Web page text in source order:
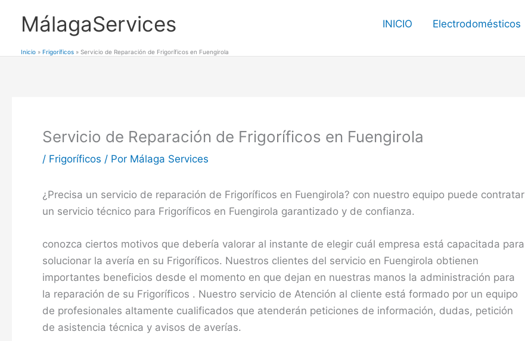
MálagaServices INICIO Electrodomésticos
Inicio Frigoríficos Servicio de Reparación de Frigoríficos en Fuengirola
Servicio de Reparación de Frigoríficos en Fuengirola
/ Frigoríficos / Por Málaga Services
¿Precisa un servicio de reparación de Frigoríficos en Fuengirola? con nuestro equipo puede contratar
un servicio técnico para Frigoríficos en Fuengirola garantizado y de confianza.
conozca ciertos motivos que debería valorar al instante de elegir cuál empresa está capacitada para
solucionar la avería en su Frigoríficos. Nuestros clientes del servicio en Fuengirola obtienen
importantes beneficios desde el momento en que dejan en nuestras manos la administración para
la reparación de su Frigoríficos . Nuestro servicio de Atención al cliente está formado por un equipo
de profesionales altamente cualificados que atenderán peticiones de información, dudas, petición
de asistencia técnica y avisos de averías.